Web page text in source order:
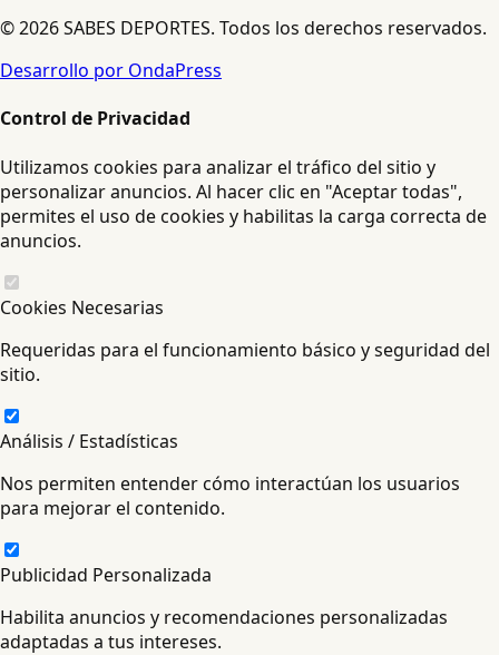
© 2026 SABES DEPORTES. Todos los derechos reservados.
Desarrollo por OndaPress
Control de Privacidad
Utilizamos cookies para analizar el tráfico del sitio y
personalizar anuncios. Al hacer clic en "Aceptar todas",
permites el uso de cookies y habilitas la carga correcta de
anuncios.
Cookies Necesarias
Requeridas para el funcionamiento básico y seguridad del
sitio.
Análisis / Estadísticas
Nos permiten entender cómo interactúan los usuarios
para mejorar el contenido.
Publicidad Personalizada
Habilita anuncios y recomendaciones personalizadas
adaptadas a tus intereses.